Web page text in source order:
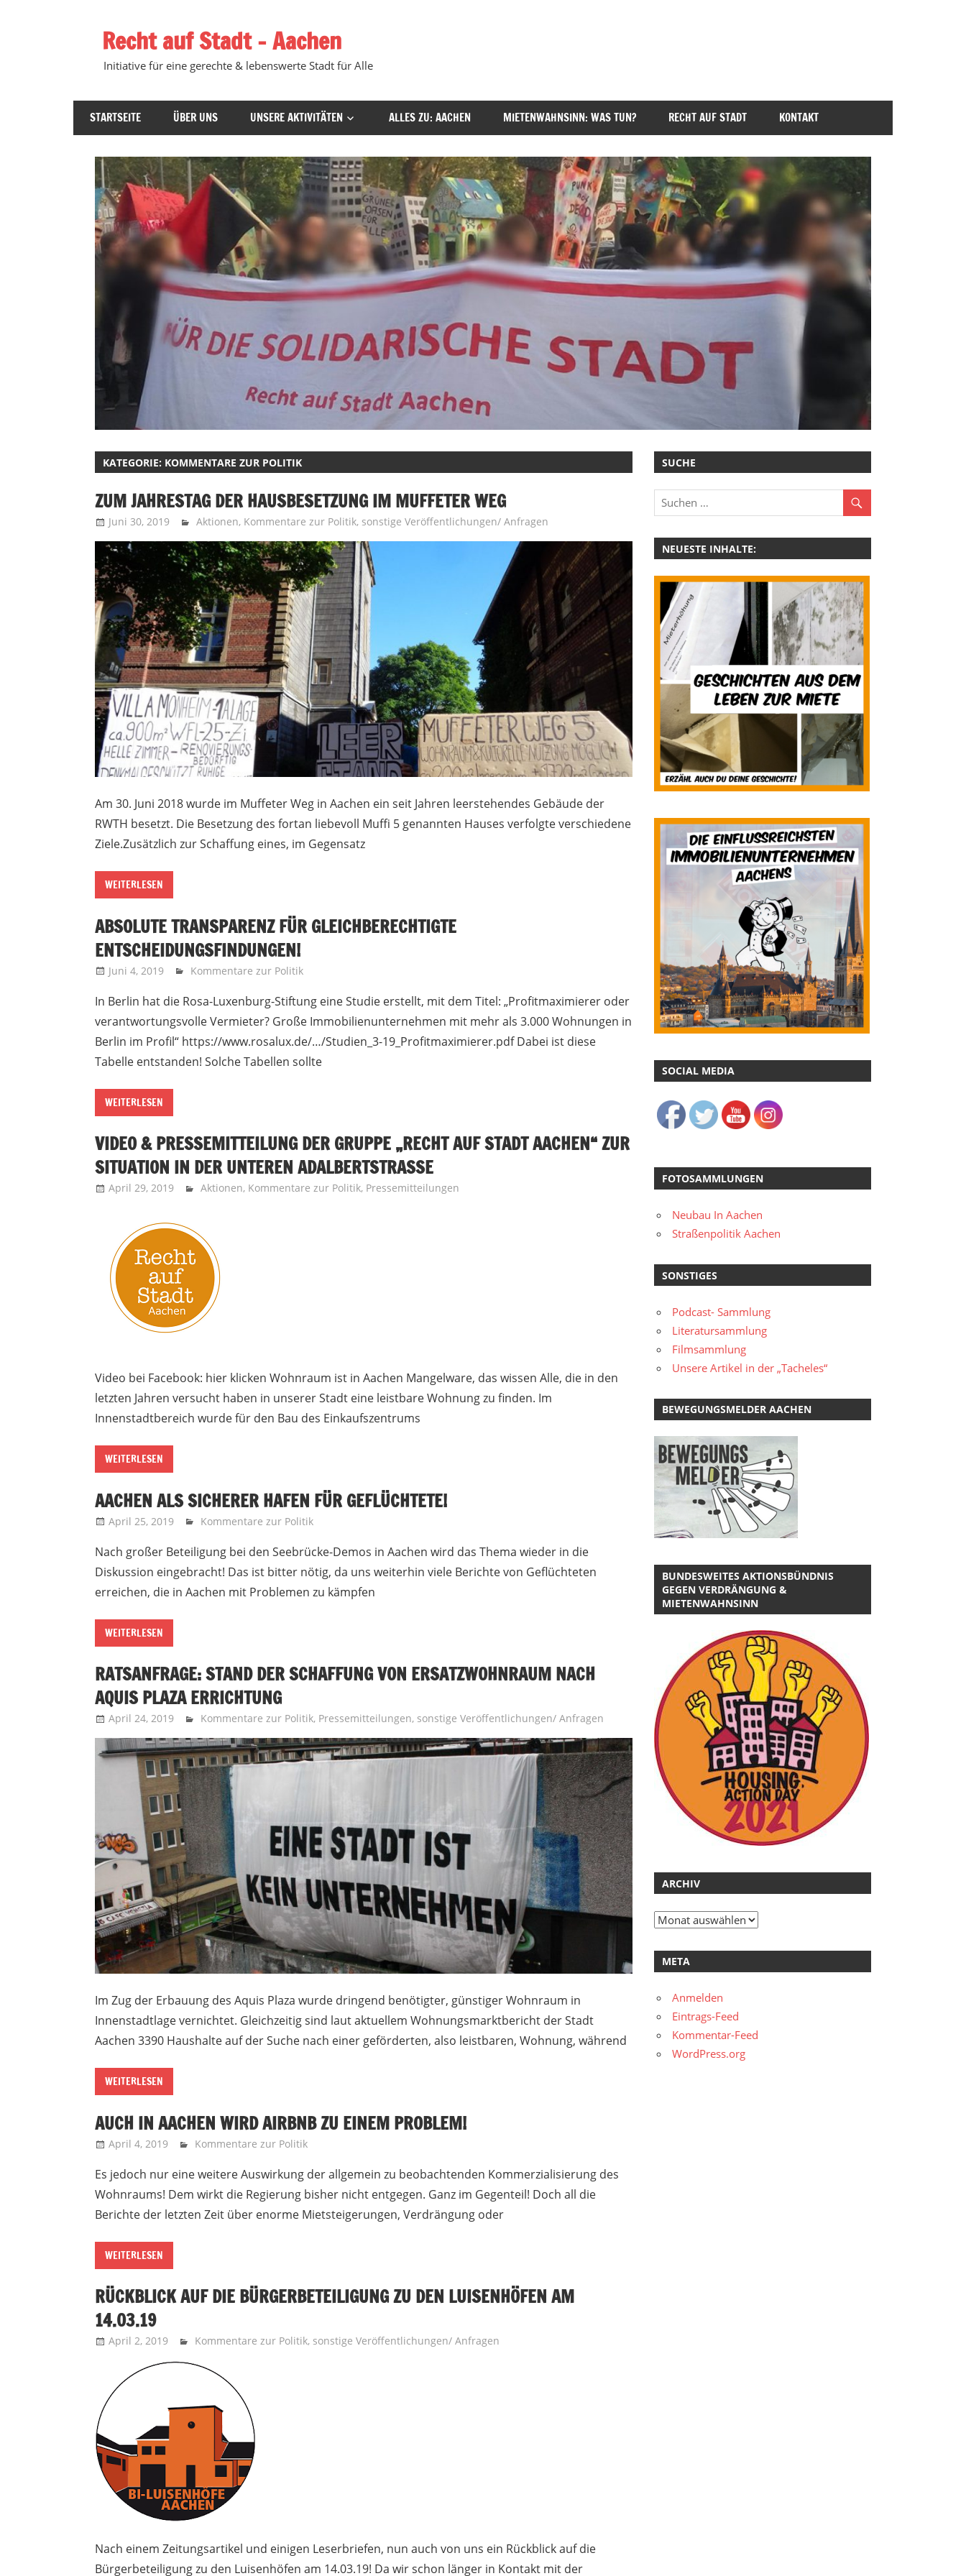
springenRecht auf Stadt – Aachen
Initiative für eine gerechte & lebenswerte Stadt für Alle
STARTSEITE ÜBER UNS UNSERE AKTIVITÄTEN ALLES ZU: AACHEN MIETENWAHNSINN: WAS TUN? RECHT AUF STADT KONTAKT
KATEGORIE: KOMMENTARE ZUR POLITIK
ZUM JAHRESTAG DER HAUSBESETZUNG IM MUFFETER WEG
Juni 30, 2019 Recht auf Stadt Aachen
Aktionen, Kommentare zur Politik, sonstige Veröffentlichungen/ Anfragen
Am 30. Juni 2018 wurde im Muffeter Weg in Aachen ein seit Jahren leerstehendes Gebäude der
RWTH besetzt. Die Besetzung des fortan liebevoll Muffi 5 genannten Hauses verfolgte verschiedene
Ziele.Zusätzlich zur Schaffung eines, im Gegensatz
WEITERLESEN
ABSOLUTE TRANSPARENZ FÜR GLEICHBERECHTIGTE
ENTSCHEIDUNGSFINDUNGEN!
Juni 4, 2019 Recht auf Stadt Aachen
Kommentare zur Politik
In Berlin hat die Rosa-Luxenburg-Stiftung eine Studie erstellt, mit dem Titel: „Profitmaximierer oder
verantwortungsvolle Vermieter? Große Immobilienunternehmen mit mehr als 3.000 Wohnungen in
Berlin im Profil“ https://www.rosalux.de/…/Studien_3-19_Profitmaximierer.pdf Dabei ist diese
Tabelle entstanden! Solche Tabellen sollte
WEITERLESEN
VIDEO & PRESSEMITTEILUNG DER GRUPPE „RECHT AUF STADT AACHEN“ ZUR
SITUATION IN DER UNTEREN ADALBERTSTRASSE
April 29, 2019 Recht auf Stadt Aachen
Aktionen, Kommentare zur Politik, Pressemitteilungen
Video bei Facebook: hier klicken Wohnraum ist in Aachen Mangelware, das wissen Alle, die in den
letzten Jahren versucht haben in unserer Stadt eine leistbare Wohnung zu finden. Im
Innenstadtbereich wurde für den Bau des Einkaufszentrums
WEITERLESEN
AACHEN ALS SICHERER HAFEN FÜR GEFLÜCHTETE!
April 25, 2019 Recht auf Stadt Aachen
Kommentare zur Politik
Nach großer Beteiligung bei den Seebrücke-Demos in Aachen wird das Thema wieder in die
Diskussion eingebracht! Das ist bitter nötig, da uns weiterhin viele Berichte von Geflüchteten
erreichen, die in Aachen mit Problemen zu kämpfen
WEITERLESEN
RATSANFRAGE: STAND DER SCHAFFUNG VON ERSATZWOHNRAUM NACH
AQUIS PLAZA ERRICHTUNG
April 24, 2019 Recht auf Stadt Aachen
Kommentare zur Politik, Pressemitteilungen, sonstige Veröffentlichungen/ Anfragen
Im Zug der Erbauung des Aquis Plaza wurde dringend benötigter, günstiger Wohnraum in
Innenstadtlage vernichtet. Gleichzeitig sind laut aktuellem Wohnungsmarktbericht der Stadt
Aachen 3390 Haushalte auf der Suche nach einer geförderten, also leistbaren, Wohnung, während
WEITERLESEN
AUCH IN AACHEN WIRD AIRBNB ZU EINEM PROBLEM!
April 4, 2019 Recht auf Stadt Aachen
Kommentare zur Politik
Es jedoch nur eine weitere Auswirkung der allgemein zu beobachtenden Kommerzialisierung des
Wohnraums! Dem wirkt die Regierung bisher nicht entgegen. Ganz im Gegenteil! Doch all die
Berichte der letzten Zeit über enorme Mietsteigerungen, Verdrängung oder
WEITERLESEN
RÜCKBLICK AUF DIE BÜRGERBETEILIGUNG ZU DEN LUISENHÖFEN AM
14.03.19
April 2, 2019 Recht auf Stadt Aachen
Kommentare zur Politik, sonstige Veröffentlichungen/ Anfragen
Nach einem Zeitungsartikel und einigen Leserbriefen, nun auch von uns ein Rückblick auf die
Bürgerbeteiligung zu den Luisenhöfen am 14.03.19! Da wir schon länger in Kontakt mit der
SUCHE
NEUESTE INHALTE:
SOCIAL MEDIA
FOTOSAMMLUNGEN
Neubau In Aachen
Straßenpolitik Aachen
SONSTIGES
Podcast- Sammlung
Literatursammlung
Filmsammlung
Unsere Artikel in der „Tacheles“
BEWEGUNGSMELDER AACHEN
BUNDESWEITES AKTIONSBÜNDNIS
GEGEN VERDRÄNGUNG &
MIETENWAHNSINN
ARCHIV
Archiv
META
Anmelden
Eintrags-Feed
Kommentar-Feed
WordPress.org